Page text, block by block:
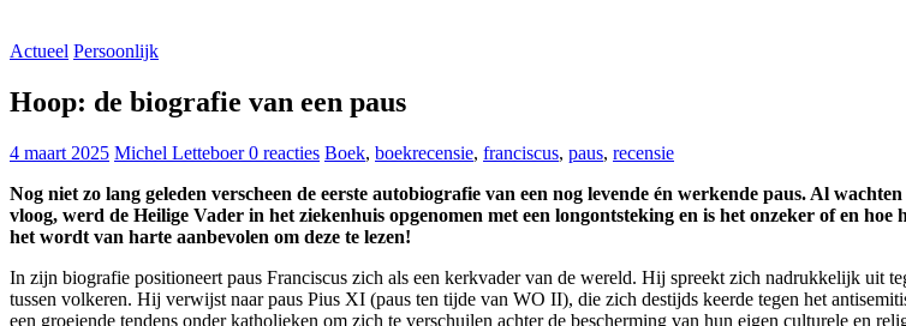
Actueel Persoonlijk
Hoop: de biografie van een paus
4 maart 2025 Michel Letteboer0 reacties Boek, boekrecensie, franciscus, paus, recensie
Nog niet zo lang geleden verscheen de eerste autobiografie van een nog levende én werkende paus. Al
vloog, werd de Heilige Vader in het ziekenhuis opgenomen met een longontsteking en is het onzeker of en
het wordt van harte aanbevolen om deze te lezen!
In zijn biografie positioneert paus Franciscus zich als een kerkvader van de wereld. Hij spreekt zich nadrukkelijk uit
tussen volkeren. Hij verwijst naar paus Pius XI (paus ten tijde van WO II), die zich destijds keerde tegen het
een groeiende tendens onder katholieken om zich te verschuilen achter de bescherming van hun eigen culturele en